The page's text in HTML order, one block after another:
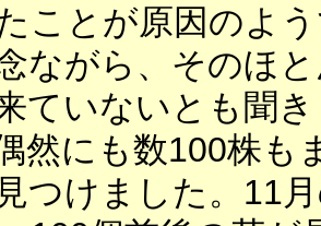
ことが原因のよ
ながら、そのほ
ていないとも聞
然にも数100株も
つけました。11